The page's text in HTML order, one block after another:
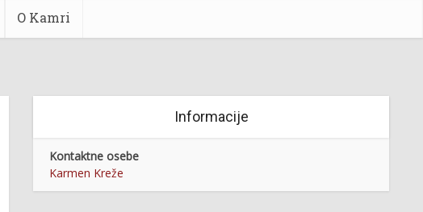
O Kamri
Informacije
Kontaktne osebe
Karmen Kreže